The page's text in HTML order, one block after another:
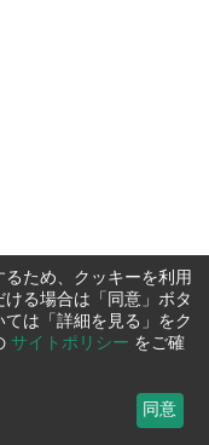
ため、クッキーを利用
る場合は「同意」ボタ
は「詳細を見る」をク
サイトポリシー をご確
同意